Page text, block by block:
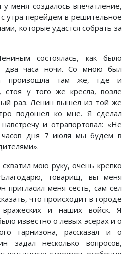
меня создалось впечатление,
утра перейдем в решительное
которые удастся собрать за
состоялась, как было
два часа ночи. Со мною был
произошла там же, где и
у того же кресла, возле
раз. Ленин вышел из той же
подошел ко мне. Я сделал
и отрапортовал: «Не
часов дня 7 июля мы будем в
мою руку, очень крепко
товарищ, вы меня
пригласил меня сесть, сам сел
что происходит в городе
вражеских и наших войск. Я
известно о левых эсерах и о
гарнизона, рассказал и о
задал несколько вопросов,